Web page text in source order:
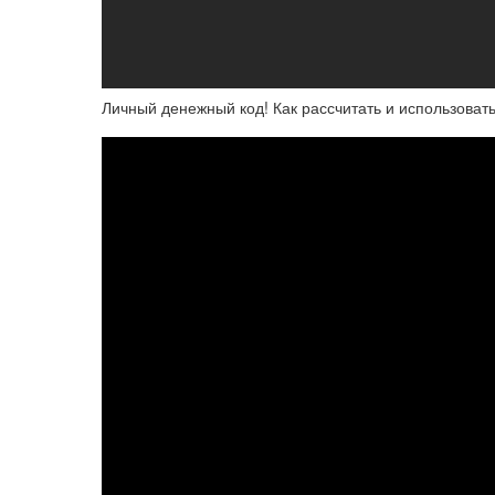
Личный денежный код! Как рассчитать и использовать